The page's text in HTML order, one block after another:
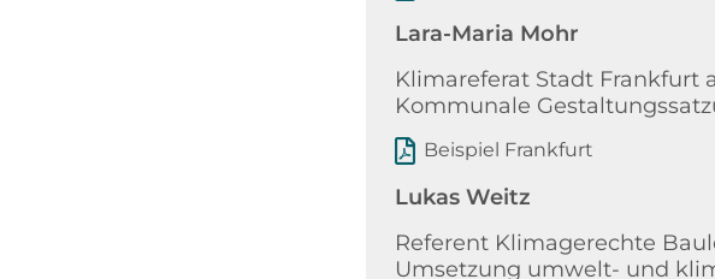
Lara-Maria Mohr
Klimareferat Stadt Frankfurt
Kommunale
Beispiel Frankfurt
Lukas Weitz
Referent Klimagerechte
Umsetzung umwelt- und